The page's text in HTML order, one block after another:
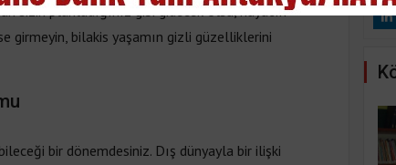
sizin planladığınız gibi gidecek olsa, hayatın
girmeyin, bilakis yaşamın gizli güzelliklerini
bir dönemdesiniz. Dış dünyayla bir ilişki